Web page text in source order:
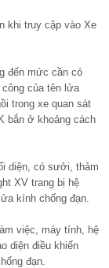
khi truy cập vào Xe
đến mức cần có
của tên lửa
trong xe quan sát
bắn ở khoảng cách
diện, có sưởi, thảm
XV trang bị hệ
kính chống đạn.
việc, máy tính, hệ
diện điều khiển
đạn.